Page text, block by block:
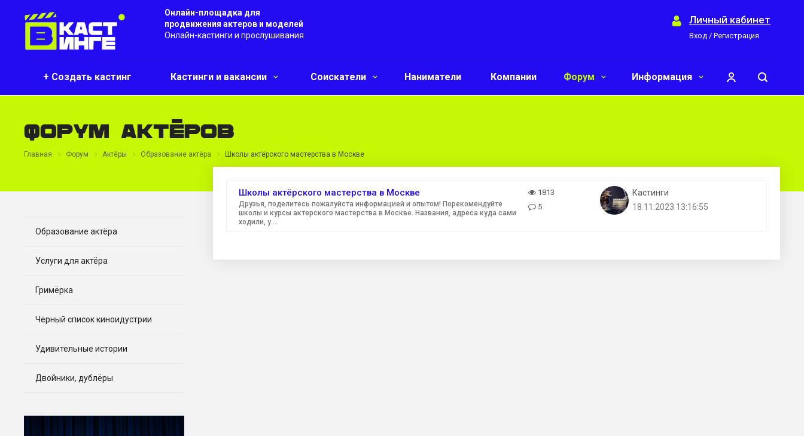
Онлайн-площадка для
продвижения актеров и моделей
Онлайн-кастинги и прослушивания
Личный кабинет
Вход / Регистрация
+ Создать кастинг Кастинги и вакансии Соискатели Наниматели Компании Форум Информация
Форум актёров
Главная Форум Актёры Образование актёра Школы актёрского мастерства в Москве
Школы актёрского мастерства в Москве
Друзья, поделитесь пожалуйста информацией и опытом! Порекомендуйте
школы и курсы актерского мастерства в Москве. Названия, адреса куда сами
ходили, у ...
1813
5
Кастинги
18.11.2023 13:16:55
Образование актёра
Услуги для актёра
Гримёрка
Чёрный список киноидустрии
Удивительные истории
Двойники, дублёры